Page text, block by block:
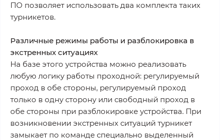
ПО позволяет использовать два комплекта таких
турникетов.
Различные режимы работы и разблокировка в
экстренных ситуациях
На базе этого устройства можно реализовать
любую логику работы проходной: регулируемый
проход в обе стороны, регулируемый проход
только в одну сторону или свободный проход в
обе стороны при разблокировке устройства. При
возникновении экстренных ситуаций турникет
замыкает по команде специально выделенный